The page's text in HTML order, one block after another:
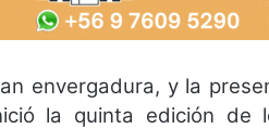
envergadura, y la
la quinta edición de